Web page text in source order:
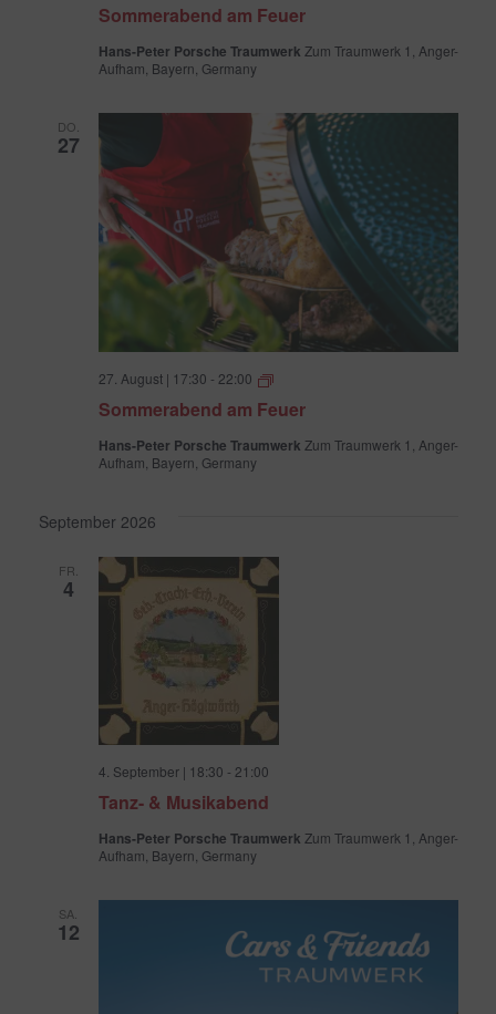
Sommerabend am Feuer
Feuer
Hans-Peter Porsche Traumwerk Zum Traumwerk 1, Anger-
Aufham, Bayern, Germany
DO.
27
Sommerabend am Feuer
27. August | 17:30 - 22:00
Sommerabend
Feuer
Hans-Peter Porsche Traumwerk Zum Traumwerk 1, Anger-
Aufham, Bayern, Germany
September 2026
FR.
4
Tanz- & Musikabend
4. September | 18:30 - 21:00
Hans-Peter Porsche Traumwerk Zum Traumwerk 1, Anger-
Aufham, Bayern, Germany
SA.
12